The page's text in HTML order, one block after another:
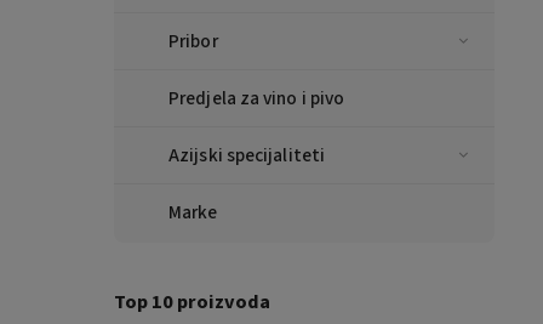
Pribor
Predjela za vino i pivo
Azijski specijaliteti
Marke
Top 10 proizvoda